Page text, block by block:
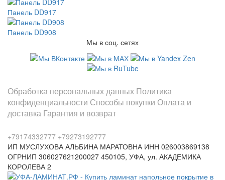
Панель DD917
Панель DD908
Мы в соц. сетях
Обработка персональных данных Политика
конфиденциальности Способы покупки Оплата и
доставка Гарантия и возврат
+79174332777 +79273192777
ИП МУСЛУХОВА АЛЬБИНА МАРАТОВНА ИНН 026003869138
ОГРНИП 306027621200027 450105, УФА, ул. АКАДЕМИКА
КОРОЛЕВА 2